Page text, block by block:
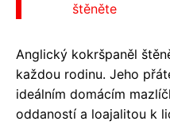
štěněte
Anglický kokršpaněl
každou rodinu. Jeho
ideálním domácím
oddaností a loajalitou k